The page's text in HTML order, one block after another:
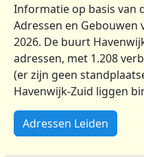
Informatie op basis van
Adressen en Gebouwen
2026. De buurt
adressen, met 1.208
(er zijn geen
Havenwijk-Zuid liggen
Adressen Leiden